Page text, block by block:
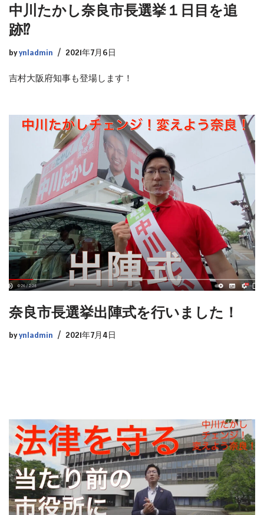
中川たかし奈良市長選挙１日目を追
跡⁉︎
byynladmin 2021年7月6日
吉村大阪府知事も登場します！
奈良市長選挙出陣式を行いました！
byynladmin 2021年7月4日